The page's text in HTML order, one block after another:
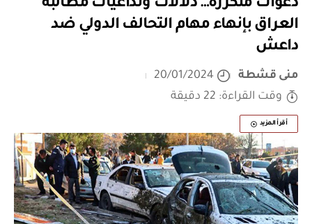
دعوات متكررة… دلالات وتداعيات مطالبة
العراق بإنهاء مهام التحالف الدولي ضد
داعش
منى قشطة
20/01/2024
وقت القراءة: 22 دقيقة
أقرأ المزيد